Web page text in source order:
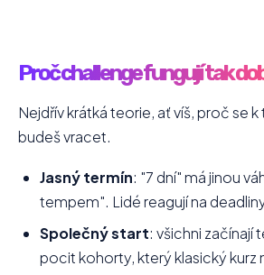
Proč challenge fungují tak
Nejdřív krátká teorie, ať víš, proč se
budeš vracet.
Jasný termín: "7 dní" má jinou
tempem". Lidé reagují na
Společný start: všichni začínají
pocit kohorty, který klasický kurz